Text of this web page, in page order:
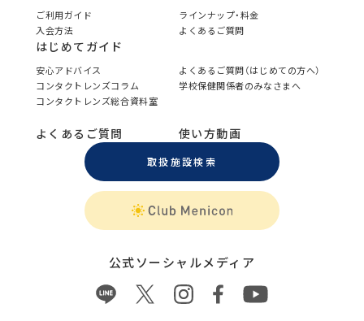
ご利用ガイド
ラインナップ・料金
入会方法
よくあるご質問
はじめてガイド
安心アドバイス
よくあるご質問（はじめての方へ）
コンタクトレンズコラム
学校保健関係者のみなさまへ
コンタクトレンズ総合資料室
よくあるご質問 使い方動画
取扱施設検索
公式ソーシャルメディア